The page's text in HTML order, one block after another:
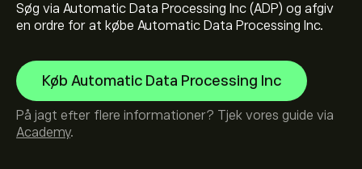
Søg via Automatic Data Processing Inc (ADP) og afgiv
en ordre for at købe Automatic Data Processing Inc.
Køb Automatic Data Processing Inc
På jagt efter flere informationer? Tjek vores guide via
Academy.